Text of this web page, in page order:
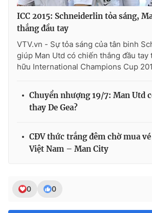
ICC 2015: Schneiderlin tỏa sáng,
thắng đầu tay
VTV.vn - Sự tỏa sáng của tân binh
giúp Man Utd có chiến thắng đầu tay
hữu International Champions Cup
Chuyển nhượng 19/7: Man Utd
thay De Gea?
CĐV thức trắng đêm chờ mua
Việt Nam – Man City
0 0